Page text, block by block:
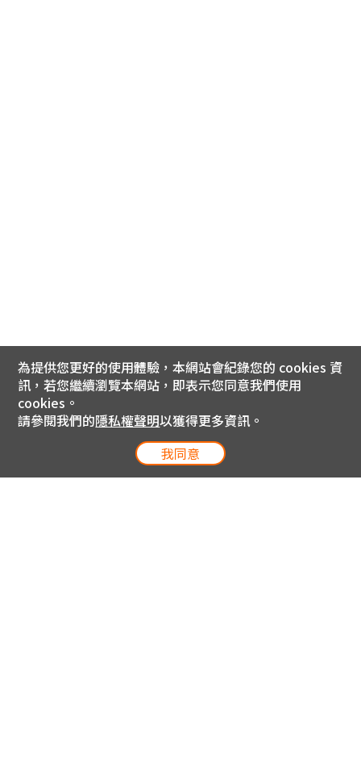
為提供您更好的使用體驗，本網站會紀錄您的 cookies 資
訊，若您繼續瀏覽本網站，即表示您同意我們使用
cookies。
請參閱我們的隱私權聲明以獲得更多資訊。
我同意